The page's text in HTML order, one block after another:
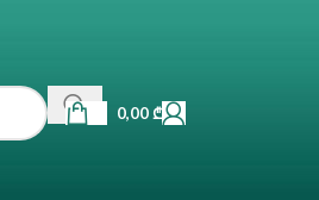
0,00₾